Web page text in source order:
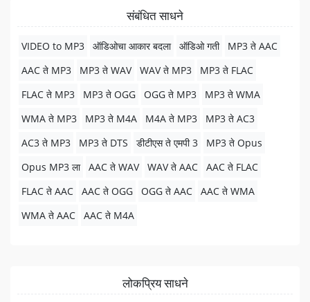
संबंधित साधने
VIDEO to MP3 ऑडिओचा आकार बदला ऑडिओ गती
MP3 ते AAC
AAC ते MP3
MP3 ते WAV WAV ते MP3
MP3 ते FLAC
FLAC ते MP3
MP3 ते OGG OGG ते MP3
MP3 ते WMA
WMA ते MP3
MP3 ते M4A M4A ते MP3
MP3 ते AC3
AC3 ते MP3
MP3 ते DTS डीटीएस ते एमपी 3
MP3 ते Opus
Opus MP3 ला
AAC ते WAV WAV ते AAC
AAC ते FLAC
FLAC ते AAC
AAC ते OGG OGG ते AAC
AAC ते WMA
WMA ते AAC
AAC ते M4A
लोकप्रिय साधने